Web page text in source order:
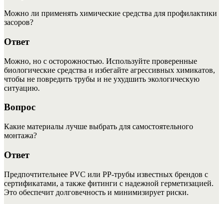
Можно ли применять химические средства для профилактики
засоров?
Ответ
Можно, но с осторожностью. Используйте проверенные
биологические средства и избегайте агрессивных химикатов,
чтобы не повредить трубы и не ухудшить экологическую
ситуацию.
Вопрос
Какие материалы лучше выбрать для самостоятельного
монтажа?
Ответ
Предпочтительнее PVC или PP-трубы известных брендов с
сертификатами, а также фитинги с надежной герметизацией.
Это обеспечит долговечность и минимизирует риски.